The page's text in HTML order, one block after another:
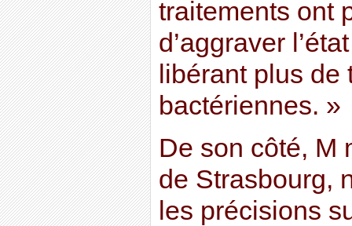
traitements ont
d’aggraver
libérant plus de
bactériennes. »
De son côté, M
de Strasbourg,
les précisions